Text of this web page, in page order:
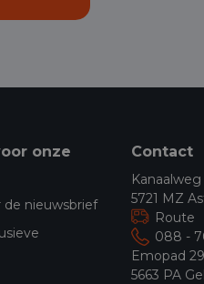
onze
de nieuwsbrief
Contact
5721 MZ
Route
088 -
Emopad
5663 PA